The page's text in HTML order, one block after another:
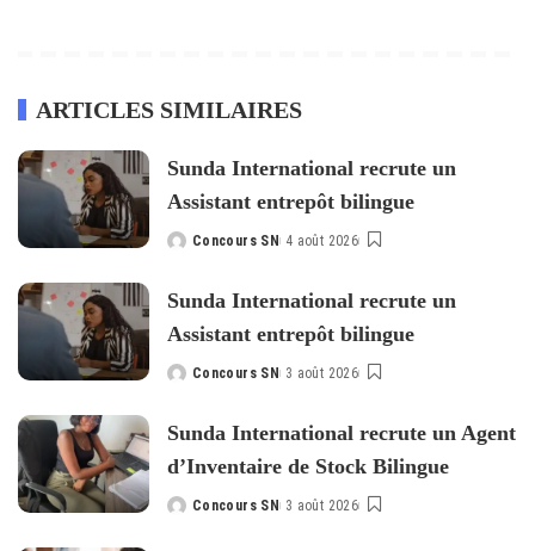
ARTICLES SIMILAIRES
Sunda International recrute un
Assistant entrepôt bilingue
Posted
Concours SN 4 août 2026
Sunda International recrute un
Assistant entrepôt bilingue
Posted
Concours SN 3 août 2026
Sunda International recrute un Agent
d’Inventaire de Stock Bilingue
Posted
Concours SN 3 août 2026